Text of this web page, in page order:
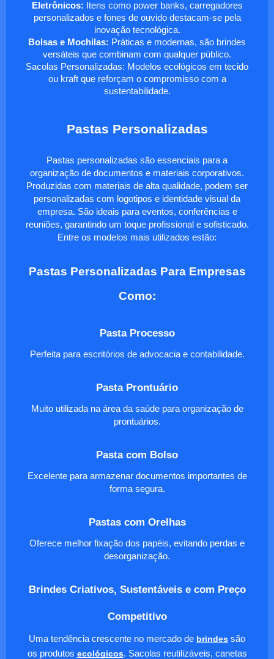
Eletrônicos: Itens como power banks, carregadores
personalizados e fones de ouvido destacam-se pela
inovação tecnológica.
Bolsas e Mochilas: Práticas e modernas, são brindes
versáteis que combinam com qualquer público.
Sacolas Personalizadas: Modelos ecológicos em tecido
ou kraft que reforçam o compromisso com a
sustentabilidade.
Pastas Personalizadas
Pastas personalizadas são essenciais para a
organização de documentos e materiais corporativos.
Produzidas com materiais de alta qualidade, podem ser
personalizadas com logotipos e identidade visual da
empresa. São ideais para eventos, conferências e
reuniões, garantindo um toque profissional e sofisticado.
Entre os modelos mais utilizados estão:
Pastas Personalizadas Para Empresas
Como:
Pasta Processo
Perfeita para escritórios de advocacia e contabilidade.
Pasta Prontuário
Muito utilizada na área da saúde para organização de
prontuários.
Pasta com Bolso
Excelente para armazenar documentos importantes de
forma segura.
Pastas com Orelhas
Oferece melhor fixação dos papéis, evitando perdas e
desorganização.
Brindes Criativos, Sustentáveis e com Preço
Competitivo
Uma tendência crescente no mercado de brindes são
os produtos ecológicos. Sacolas reutilizáveis, canetas